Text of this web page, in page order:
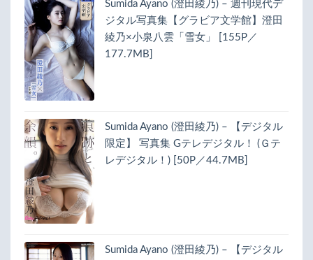
Sumida Ayano (澄田綾乃) – 週刊現代デ
ジタル写真集【グラビア文学館】澄田
綾乃×小泉八雲「雪女」 [155P／
177.7MB]
Sumida Ayano (澄田綾乃) – 【デジタル
限定】 写真集 Gテレデジタル！ (Ｇテ
レデジタル！) [50P／44.7MB]
Sumida Ayano (澄田綾乃) – 【デジタル